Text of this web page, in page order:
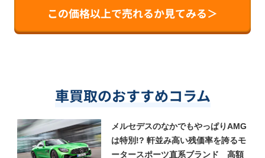
この価格以上で売れるか見てみる＞
車買取のおすすめコラム
メルセデスのなかでもやっぱりAMG
は特別!? 軒並み高い残価率を誇るモ
ータースポーツ直系ブランド 高額